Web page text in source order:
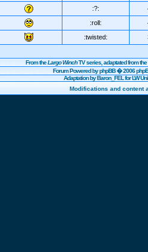
:?:
:roll:
:twisted:
From theLargo WinchTV series, adaptated from
Forum Powered byphpBB� 2006
Adaptation by Baron_FEL for LW
Modifications and content